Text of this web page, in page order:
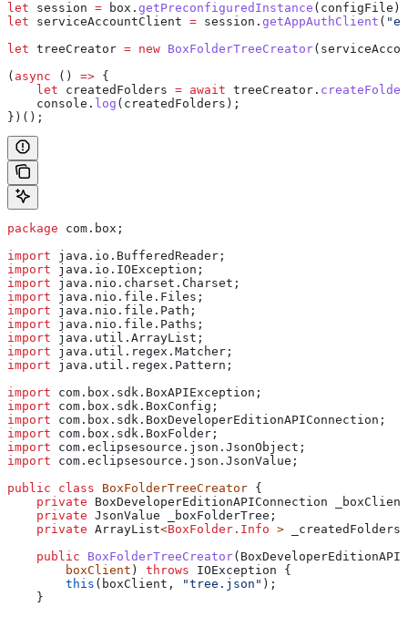
let session = box . getPreconfiguredInstance ( configFile );
let serviceAccountClient = session . getAppAuthClient (
let treeCreator = new BoxFolderTreeCreator(
( async () => {
    let
createdFolders = await treeCreator .
    console
. log ( createdFolders );
})();
package com.box;
import java.io.BufferedReader;
import java.io.IOException;
import java.nio.charset.Charset;
import java.nio.file.Files;
import java.nio.file.Path;
import java.nio.file.Paths;
import java.util.ArrayList;
import java.util.regex.Matcher;
import java.util.regex.Pattern;
import com.box.sdk.BoxAPIException;
import com.box.sdk.BoxConfig;
import com.box.sdk.BoxDeveloperEditionAPIConnection;
import com.box.sdk.BoxFolder;
import com.eclipsesource.json.JsonObject;
import com.eclipsesource.json.JsonValue;
public class BoxFolderTreeCreator {
    private
BoxDeveloperEditionAPIConnection _boxClient
    private
JsonValue _boxFolderTree ;
    private
ArrayList<BoxFolder . Info > _createdFolders
    public
BoxFolderTreeCreator(
        boxClient
) throws IOException {
        this
(boxClient, "tree.json" );
    }